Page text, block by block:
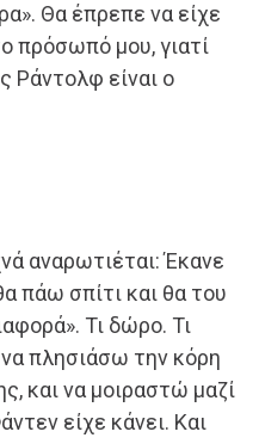
Θα έπρεπε να είχε
πρόσωπό μου, γιατί
Ράντολφ είναι ο
αναρωτιέται: Έκανε
πάω σπίτι και θα του
Τι δώρο. Τι
πλησιάσω την κόρη
και να μοιραστώ μαζί
είχε κάνει. Και